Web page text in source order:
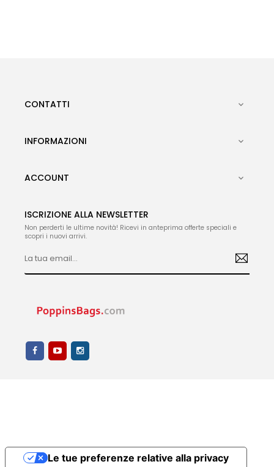
CONTATTI 
INFORMAZIONI 
ACCOUNT 
ISCRIZIONE ALLA NEWSLETTER
Non perderti le ultime novità! Ricevi in anteprima offerte speciali e
scopri i nuovi arrivi.
Le tue preferenze relative alla privacy